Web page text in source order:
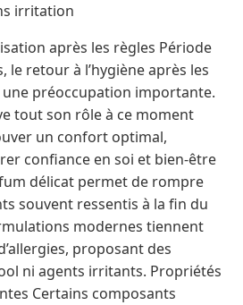
irritation
après les règles Période
le retour à l’hygiène après les
préoccupation importante.
tout son rôle à ce moment
un confort optimal,
confiance en soi et bien-être
délicat permet de rompre
souvent ressentis à la fin du
modernes tiennent
proposant des
ni agents irritants. Propriétés
Certains composants